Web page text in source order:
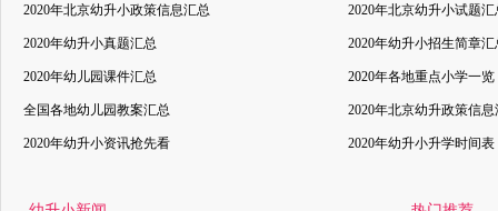
2020年北京幼升小政策信息汇总 2020年北京幼升小试题汇
2020年幼升小真题汇总 2020年幼升小招生简章汇
2020年幼儿园课件汇总 2020年各地重点小学一览
全国各地幼儿园教案汇总 2020年北京幼升政策信息
2020年幼升小资讯抢先看 2020年幼升小升学时间表